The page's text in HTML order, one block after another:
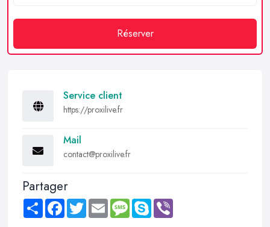
Réserver
Service client
https://proxilive.fr
Mail
contact@proxilive.fr
Partager
Share FacebookTwitter Email MessageSkype